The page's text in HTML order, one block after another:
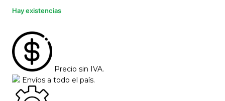
Hay existencias
Precio sin IVA.
Envíos a todo el país.